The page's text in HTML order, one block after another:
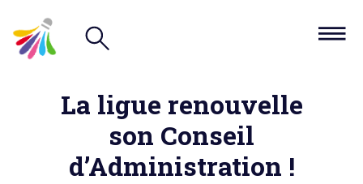
La ligue renouvelle
son Conseil
d’Administration !